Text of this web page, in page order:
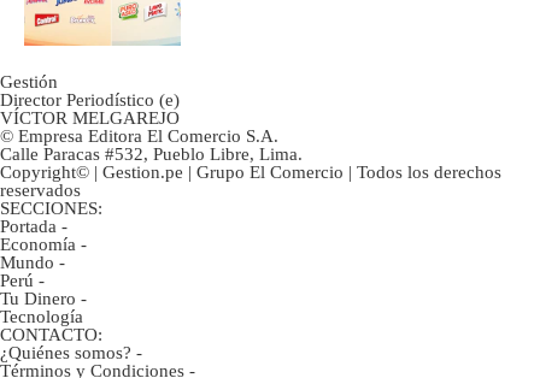
Gestión
Director Periodístico (e)
VÍCTOR MELGAREJO
© Empresa Editora El Comercio S.A.
Calle Paracas #532, Pueblo Libre, Lima.
Copyright© | Gestion.pe | Grupo El Comercio | Todos los derechos
reservados
SECCIONES:
Portada -
Economía -
Mundo -
Perú -
Tu Dinero -
Tecnología
CONTACTO:
¿Quiénes somos? -
Términos y Condiciones -